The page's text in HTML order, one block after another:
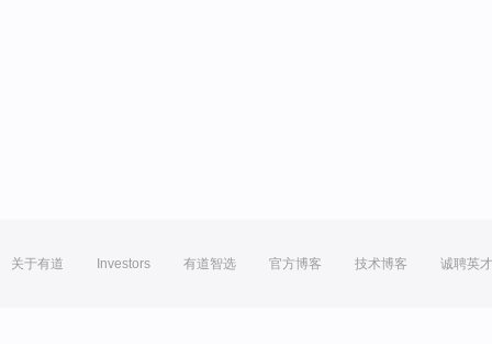
关于有道 Investors 有道智选 官方博客 技术博客 诚聘英才